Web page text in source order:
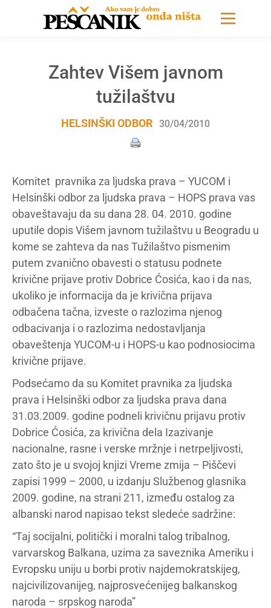
Zahtev Višem javnom
tužilaštvu
HELSINŠKI ODBOR 30/04/2010
Komitet pravnika za ljudska prava – YUCOM i
Helsinški odbor za ljudska prava – HOPS prava vas
obaveštavaju da su dana 28. 04. 2010. godine
uputile dopis Višem javnom tužilaštvu u Beogradu u
kome se zahteva da nas Tužilaštvo pismenim
putem zvanično obavesti o statusu podnete
krivične prijave protiv Dobrice Ćosića, kao i da nas,
ukoliko je informacija da je krivična prijava
odbačena tačna, izveste o razlozima njenog
odbacivanja i o razlozima nedostavljanja
obaveštenja YUCOM-u i HOPS-u kao podnosiocima
krivične prijave.
Podsećamo da su Komitet pravnika za ljudska
prava i Helsinški odbor za ljudska prava dana
31.03.2009. godine podneli krivičnu prijavu protiv
Dobrice Ćosića, za krivična dela Izazivanje
nacionalne, rasne i verske mržnje i netrpeljivosti,
zato što je u svojoj knjizi Vreme zmija – Piščevi
zapisi 1999 – 2000, u izdanju Službenog glasnika
2009. godine, na strani 211, između ostalog za
albanski narod napisao tekst sledeće sadržine:
“Taj socijalni, politički i moralni talog tribalnog,
varvarskog Balkana, uzima za saveznika Ameriku i
Evropsku uniju u borbi protiv najdemokratskijeg,
najcivilizovanijeg, najprosvećenijeg balkanskog
naroda – srpskog naroda”